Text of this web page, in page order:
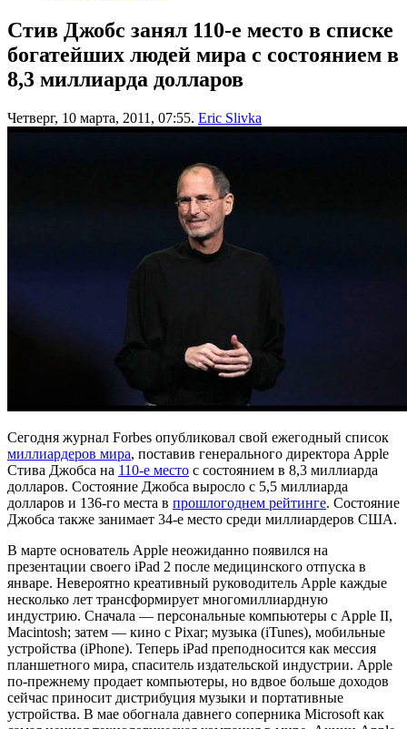
Стив Джобс занял 110-е место в списке
богатейших людей мира с состоянием в
8,3 миллиарда долларов
Четверг, 10 марта, 2011, 07:55. Eric Slivka
Сегодня журнал Forbes опубликовал свой ежегодный список
миллиардеров мира, поставив генерального директора Apple
Стива Джобса на 110-е место с состоянием в 8,3 миллиарда
долларов. Состояние Джобса выросло с 5,5 миллиарда
долларов и 136-го места в прошлогоднем рейтинге. Состояние
Джобса также занимает 34-е место среди миллиардеров США.
В марте основатель Apple неожиданно появился на
презентации своего iPad 2 после медицинского отпуска в
январе. Невероятно креативный руководитель Apple каждые
несколько лет трансформирует многомиллиардную
индустрию. Сначала — персональные компьютеры с Apple II,
Macintosh; затем — кино с Pixar; музыка (iTunes), мобильные
устройства (iPhone). Теперь iPad преподносится как мессия
планшетного мира, спаситель издательской индустрии. Apple
по-прежнему продает компьютеры, но вдвое больше доходов
сейчас приносит дистрибуция музыки и портативные
устройства. В мае обогнала давнего соперника Microsoft как